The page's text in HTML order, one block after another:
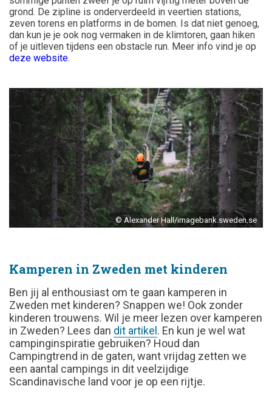
grond. De zipline is onderverdeeld in veertien stations,
zeven torens en platforms in de bomen. Is dat niet genoeg,
dan kun je je ook nog vermaken in de klimtoren, gaan hiken
of je uitleven tijdens een obstacle run. Meer info vind je op
deze website.
© Alexander Hall/imagebank.sweden.se
Kamperen in Zweden met kinderen
Ben jij al enthousiast om te gaan kamperen in
Zweden met kinderen? Snappen we! Ook zonder
kinderen trouwens. Wil je meer lezen over kamperen
in Zweden? Lees dan dit artikel . En kun je wel wat
campinginspiratie gebruiken? Houd dan
Campingtrend in de gaten, want vrijdag zetten we
een aantal campings in dit veelzijdige
Scandinavische land voor je op een rijtje.